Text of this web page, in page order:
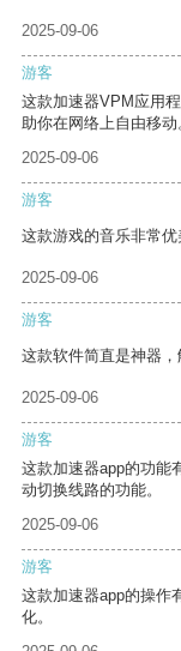
2025-09-06
游客
这款加速器VPM应用
助你在网络上自由移动
2025-09-06
游客
这款游戏的音乐非常优
2025-09-06
游客
这款软件简直是神器，
2025-09-06
游客
这款加速器app的功能
动切换线路的功能。
2025-09-06
游客
这款加速器app的操作
化。